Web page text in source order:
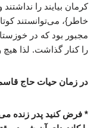
کرمان بیایند را
خاطر}، می‌توانستند
مجبور بود که در
را کنار گذاشت. لذا هیچ
در زمان حیات حاج
* فرض کنید پدر زنده